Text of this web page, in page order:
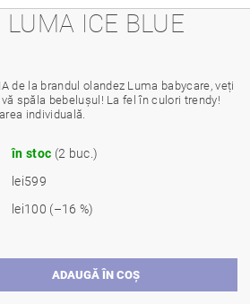
LUMA ICE BLUE
de la brandul olandez Luma babycare, veți
spăla bebelușul! La fel în culori trendy!
individuală.
în stoc (2 buc.)
lei599
lei100 (–16 %)